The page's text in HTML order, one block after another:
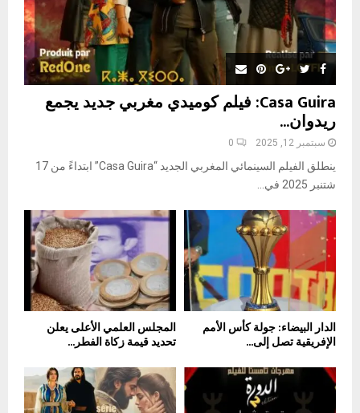
Casa Guira: فيلم كوميدي مغربي جديد يجمع
ريدوان...
سبتمبر 12, 2025 0
ينطلق الفيلم السينمائي المغربي الجديد “Casa Guira” ابتداءً من 17
شتنبر 2025 في...
المجلس العلمي الأعلى يعلن
تحديد قيمة زكاة الفطر...
الدار البيضاء: جولة كأس الأمم
الإفريقية تصل إلى...